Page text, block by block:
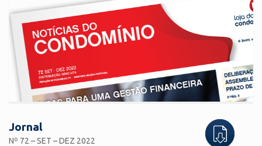
Jornal
Nº 72 – SET – DEZ 2022